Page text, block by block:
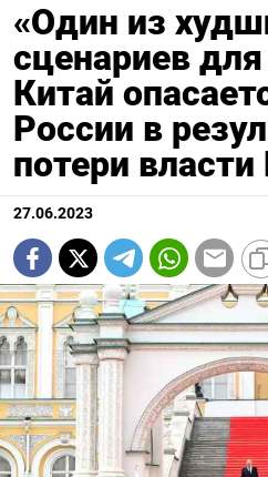
«Один из
сценариев
Китай
России в
потери
27.06.2023